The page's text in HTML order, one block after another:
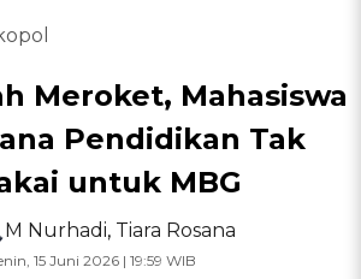
Meroket, Mahasiswa
Pendidikan Tak
untuk MBG
M Nurhadi, Tiara Rosana
15 Juni 2026 | 19:59 WIB